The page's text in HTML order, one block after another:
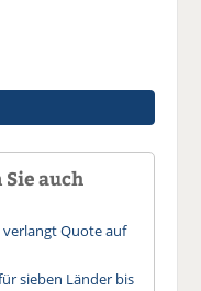
auch
verlangt Quote auf
sieben Länder bis